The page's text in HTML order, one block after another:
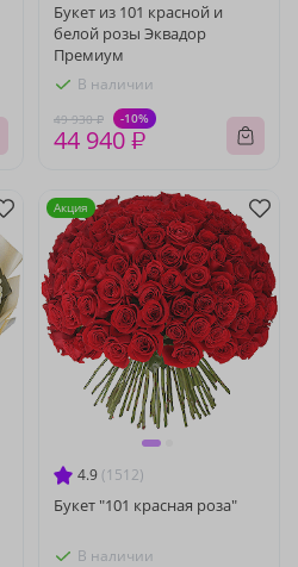
Букет из 101 красной и
белой розы Эквадор
Премиум
В наличии
49 930 ₽ -10%
44 940 ₽
4.9 (1512)
Букет "101 красная роза"
В наличии
Акция